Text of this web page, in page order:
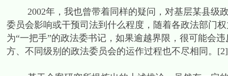
2002年，我也曾带着同样的疑问，对基层某县级
委员会影响或干预司法到什么程度，随着各政法部门
为“一把手”的政法委书记，如果逾越界限，很可能会
方、不同级别的政法委员会的运作过程也不尽相同。[2]